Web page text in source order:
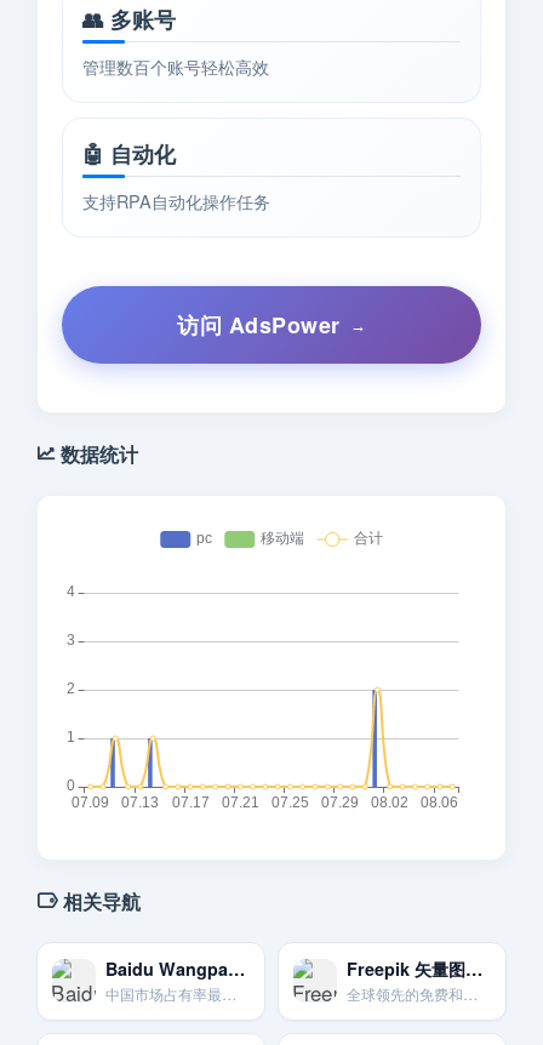
👥 多账号
管理数百个账号轻松高效
🤖 自动化
支持RPA自动化操作任务
访问 AdsPower
数据统计
相关导航
Baidu Wangpan-百度网盘
中国市场占有率最高的云盘。提供巨大的免费空间和丰富的生态功能。
Freepik 矢量图与PSD
全球领先的免费和付费矢量图。PSD和图片资源站。资源量巨大。